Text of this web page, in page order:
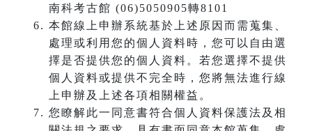
南科考古館 (06)5050905轉8101
本館線上申辦系統基於上述原因而需蒐集、
處理或利用您的個人資料時，您可以自由選
擇是否提供您的個人資料。若您選擇不提供
個人資料或提供不完全時，您將無法進行線
上申辦及上述各項相關權益。
您瞭解此一同意書符合個人資料保護法及相